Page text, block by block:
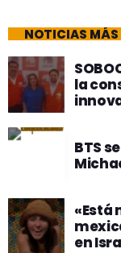
NOTICIAS MÁS
la
el país
BTS
«Está
en